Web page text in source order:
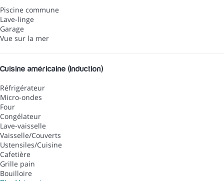
Piscine commune
Lave-linge
Garage
Vue sur la mer
Cuisine américaine (Induction)
Réfrigérateur
Micro-ondes
Four
Congélateur
Lave-vaisselle
Vaisselle/Couverts
Ustensiles/Cuisine
Cafetière
Grille pain
Bouilloire